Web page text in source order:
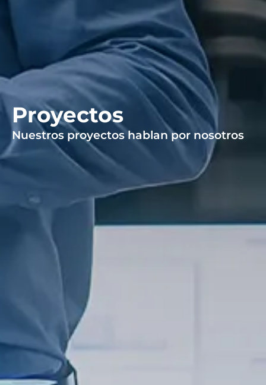
Proyectos
Nuestros proyectos hablan por nosotros